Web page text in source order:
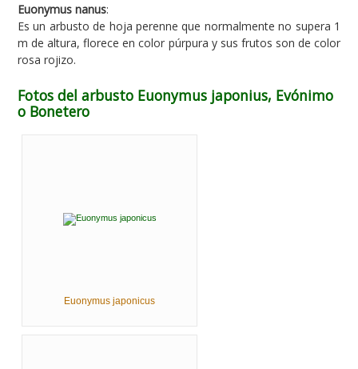
Euonymus nanus:
Es un arbusto de hoja perenne que normalmente no supera 1
m de altura, florece en color púrpura y sus frutos son de color
rosa rojizo.
Fotos del arbusto Euonymus japonius, Evónimo
o Bonetero
Euonymus japonicus